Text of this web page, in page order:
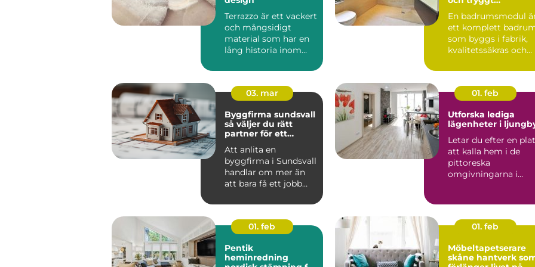
Terrazzo är ett vackert
och mångsidigt
material som har en
lång historia inom
En badrumsmodul
ett komplett
som byggs i fabrik,
kvalitetssäkras och
03. mar
Byggfirma sundsvall
så väljer du rätt
partner för ett
Att anlita en
byggfirma i Sundsvall
handlar om mer än
att bara få ett jobb
om tr...
01. feb
Utforska lediga
lägenheter i
Letar du efter en
att kalla hem i de
pittoreska
omgivningarna i
01. feb
Pentik
heminredning
01. feb
Möbeltapetserare
skåne hantverk som